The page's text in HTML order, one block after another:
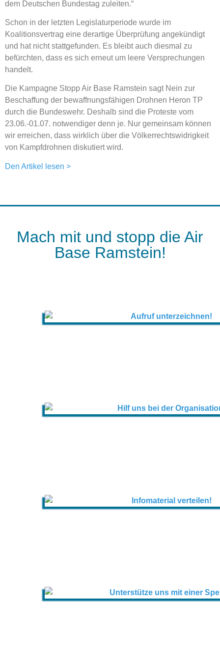
dem Deutschen Bundestag zuleiten.“
Schon in der letzten Legislaturperiode wurde im
Koalitionsvertrag eine derartige Überprüfung angekündigt
und hat nicht stattgefunden. Es bleibt auch diesmal zu
befürchten, dass es sich erneut um leere Versprechungen
handelt.
Die Kampagne Stopp Air Base Ramstein sagt Nein zur
Beschaffung der bewaffnungsfähigen Drohnen Heron TP
durch die Bundeswehr. Deshalb sind die Proteste vom
23.06.-01.07. notwendiger denn je. Nur gemeinsam können
wir erreichen, dass wirklich über die Völkerrechtswidrigkeit
von Kampfdrohnen diskutiert wird.
Den Artikel lesen >
Mach mit und stopp die Air
Base Ramstein!